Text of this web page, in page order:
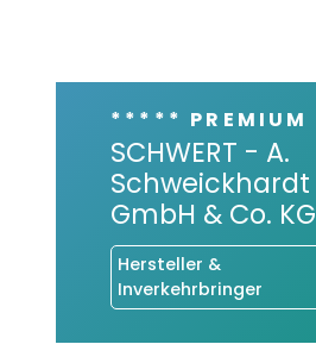
***** PREMIUM
SCHWERT - A.
Schweickhardt
GmbH & Co. KG
Hersteller &
Inverkehrbringer